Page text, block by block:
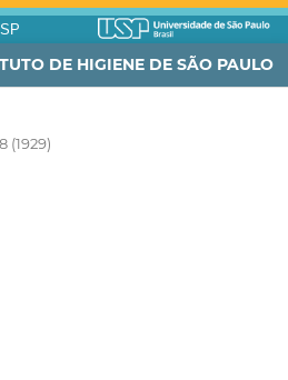
DE HIGIENE DE SÃO PAULO
(1929)